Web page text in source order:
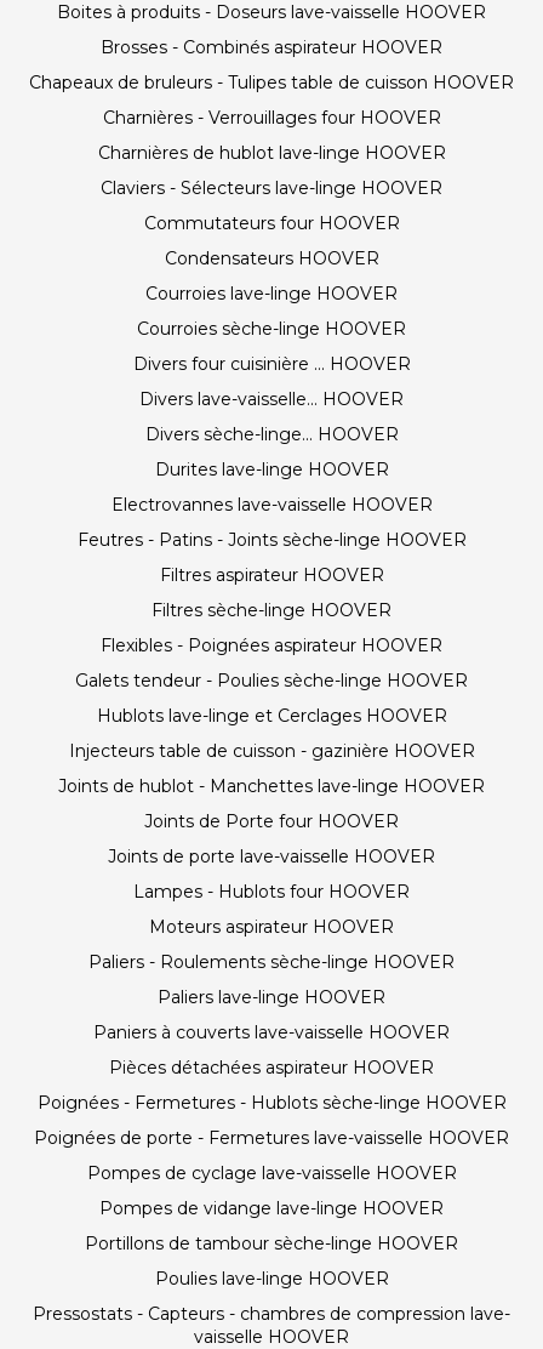
Boites à produits - Doseurs lave-vaisselle HOOVER
Brosses - Combinés aspirateur HOOVER
Chapeaux de bruleurs - Tulipes table de cuisson HOOVER
Charnières - Verrouillages four HOOVER
Charnières de hublot lave-linge HOOVER
Claviers - Sélecteurs lave-linge HOOVER
Commutateurs four HOOVER
Condensateurs HOOVER
Courroies lave-linge HOOVER
Courroies sèche-linge HOOVER
Divers four cuisinière ... HOOVER
Divers lave-vaisselle... HOOVER
Divers sèche-linge... HOOVER
Durites lave-linge HOOVER
Electrovannes lave-vaisselle HOOVER
Feutres - Patins - Joints sèche-linge HOOVER
Filtres aspirateur HOOVER
Filtres sèche-linge HOOVER
Flexibles - Poignées aspirateur HOOVER
Galets tendeur - Poulies sèche-linge HOOVER
Hublots lave-linge et Cerclages HOOVER
Injecteurs table de cuisson - gazinière HOOVER
Joints de hublot - Manchettes lave-linge HOOVER
Joints de Porte four HOOVER
Joints de porte lave-vaisselle HOOVER
Lampes - Hublots four HOOVER
Moteurs aspirateur HOOVER
Paliers - Roulements sèche-linge HOOVER
Paliers lave-linge HOOVER
Paniers à couverts lave-vaisselle HOOVER
Pièces détachées aspirateur HOOVER
Poignées - Fermetures - Hublots sèche-linge HOOVER
Poignées de porte - Fermetures lave-vaisselle HOOVER
Pompes de cyclage lave-vaisselle HOOVER
Pompes de vidange lave-linge HOOVER
Portillons de tambour sèche-linge HOOVER
Poulies lave-linge HOOVER
Pressostats - Capteurs - chambres de compression lave-
vaisselle HOOVER